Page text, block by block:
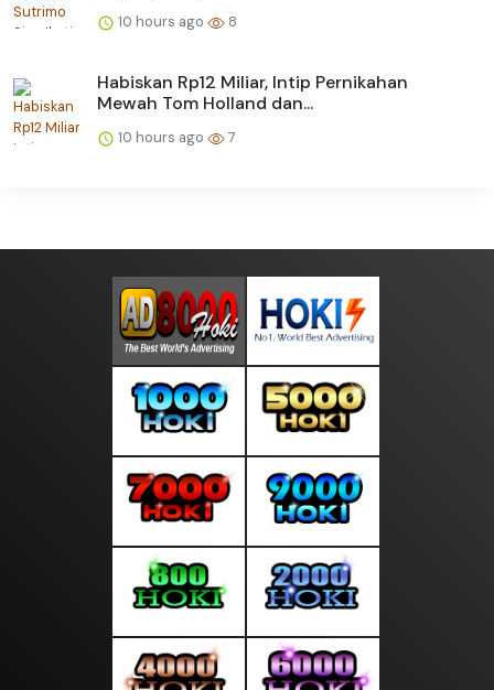
10 hours ago 8
Habiskan Rp12 Miliar, Intip Pernikahan
Mewah Tom Holland dan...
10 hours ago 7